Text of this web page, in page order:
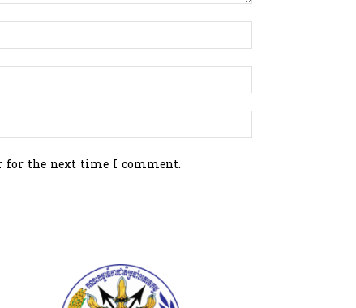
for the next time I comment.